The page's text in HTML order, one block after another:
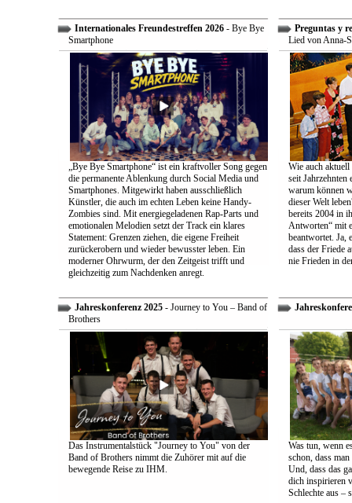
Internationales Freundestreffen 2026- Bye Bye
Smartphone
„Bye Bye Smartphone“ ist ein kraftvoller Song gegen
die permanente Ablenkung durch Social Media und
Smartphones. Mitgewirkt haben ausschließlich
Künstler, die auch im echten Leben keine Handy-
Zombies sind. Mit energiegeladenen Rap-Parts und
emotionalen Melodien setzt der Track ein klares
Statement: Grenzen ziehen, die eigene Freiheit
zurückerobern und wieder bewusster leben. Ein
moderner Ohrwurm, der den Zeitgeist trifft und
gleichzeitig zum Nachdenken anregt.
Preguntas y
Lied von Anna-
Wie auch
seit Jahrzehnten
warum können
dieser Welt
bereits 2004 in
Antworten“ mit
beantwortet. Ja,
dass der Friede
nie Frieden in
Jahreskonferenz 2025- Journey to You – Band of
Brothers
Das Instrumentalstück "Journey to You" von der
Band of Brothers nimmt die Zuhörer mit auf die
bewegende Reise zu IHM.
Was tun, wenn
schon, dass
Und, dass das
dich inspirieren
Schlechte aus –